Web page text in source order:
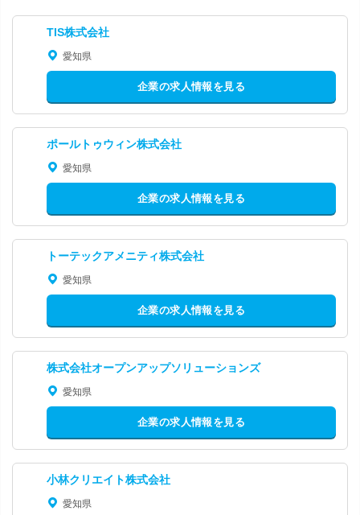
TIS株式会社
愛知県
企業の求人情報を見る
ポールトゥウィン株式会社
愛知県
企業の求人情報を見る
トーテックアメニティ株式会社
愛知県
企業の求人情報を見る
株式会社オープンアップソリューションズ
愛知県
企業の求人情報を見る
小林クリエイト株式会社
愛知県